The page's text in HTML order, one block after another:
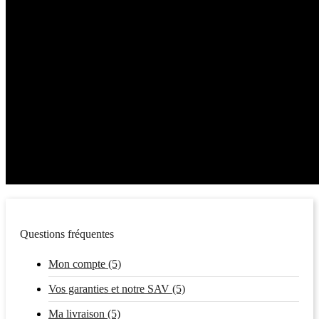
Questions fréquentes
Mon compte (5)
Vos garanties et notre SAV (5)
Ma livraison (5)